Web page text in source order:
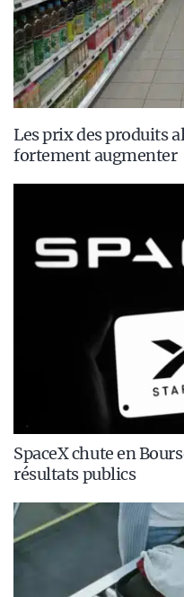
Les prix des produits
fortement augmenter
SpaceX chute en
résultats publics